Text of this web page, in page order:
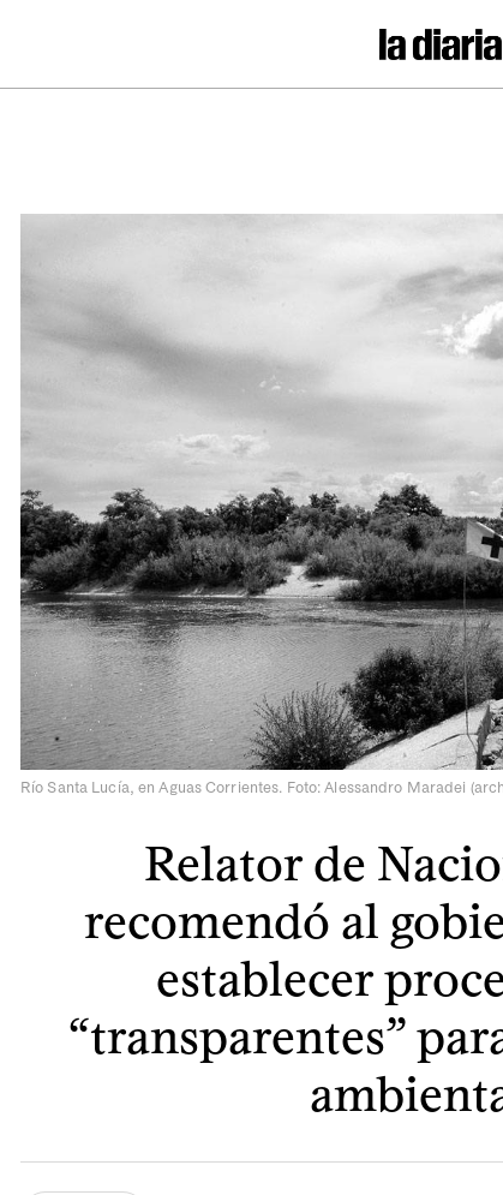
Río Santa Lucía, en Aguas Corrientes. Foto: Alessandro Maradei
Relator de
recomendó al
establecer
“transparentes”